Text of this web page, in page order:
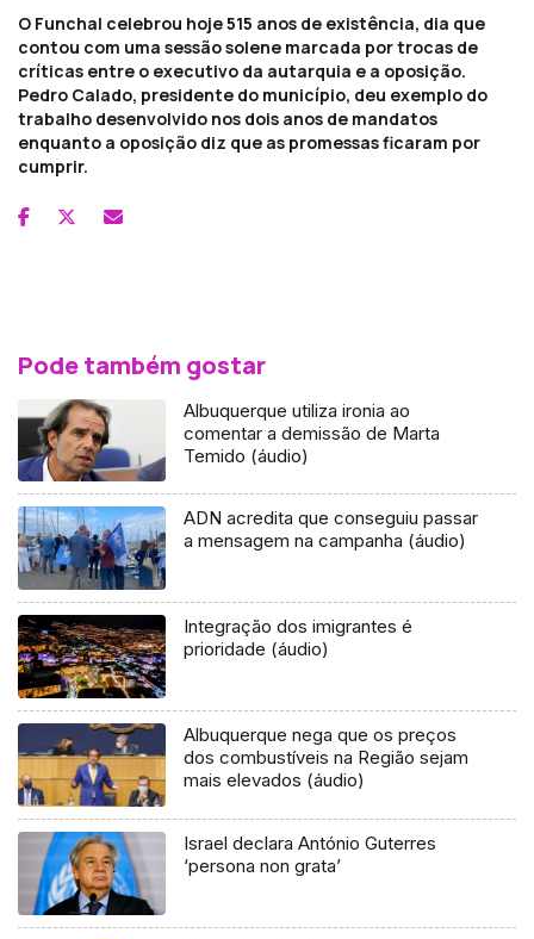
O Funchal celebrou hoje 515 anos de existência, dia que
contou com uma sessão solene marcada por trocas de
críticas entre o executivo da autarquia e a oposição.
Pedro Calado, presidente do município, deu exemplo do
trabalho desenvolvido nos dois anos de mandatos
enquanto a oposição diz que as promessas ficaram por
cumprir.
Pode também gostar
Albuquerque utiliza ironia ao
comentar a demissão de Marta
Temido (áudio)
ADN acredita que conseguiu passar
a mensagem na campanha (áudio)
Integração dos imigrantes é
prioridade (áudio)
Albuquerque nega que os preços
dos combustíveis na Região sejam
mais elevados (áudio)
Israel declara António Guterres
‘persona non grata’